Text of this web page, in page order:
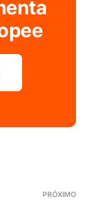
PRÓXIMO